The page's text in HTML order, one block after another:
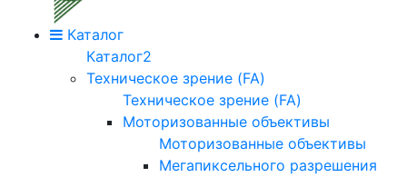
Каталог
Каталог2
Техническое зрение (FA)
Техническое зрение (FA)
Моторизованные объективы
Моторизованные объективы
Мегапиксельного разрешения